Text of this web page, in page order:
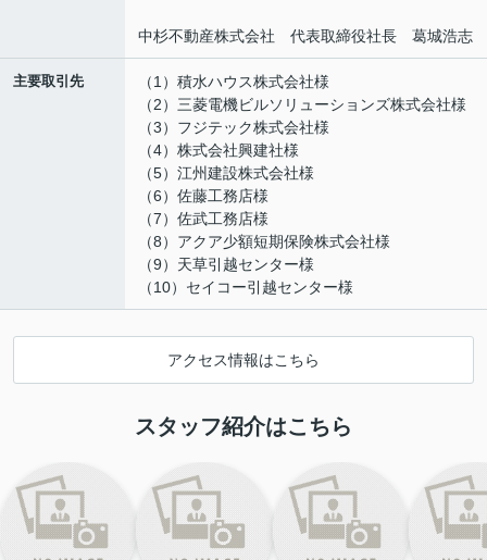
中杉不動産株式会社 代表取締役社長 葛城浩志
主要取引先
（1）積水ハウス株式会社様
（2）三菱電機ビルソリューションズ株式会社様
（3）フジテック株式会社様
（4）株式会社興建社様
（5）江州建設株式会社様
（6）佐藤工務店様
（7）佐武工務店様
（8）アクア少額短期保険株式会社様
（9）天草引越センター様
（10）セイコー引越センター様
アクセス情報はこちら
スタッフ紹介はこちら